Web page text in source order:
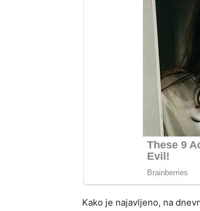
Kako je najavljeno, na